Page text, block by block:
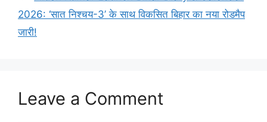
2026: ‘सात निश्चय-3’ के साथ विकसित बिहार का नया रोडमैप
जारी!
Leave a Comment